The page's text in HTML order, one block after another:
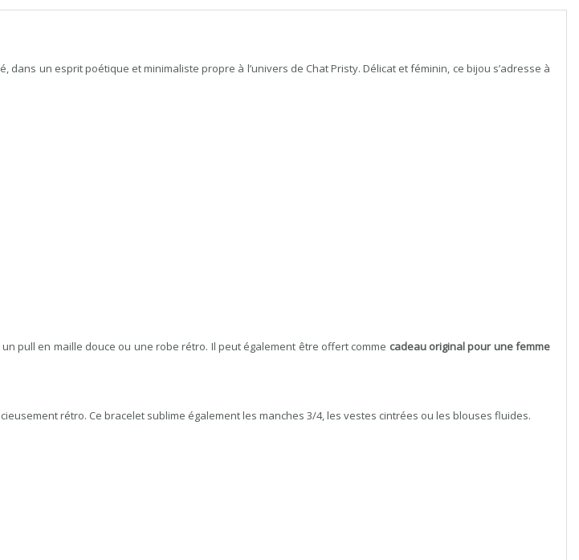
dans un esprit poétique et minimaliste propre à l’univers de Chat Pristy. Délicat et féminin, ce bijou s’adresse à
pull en maille douce ou une robe rétro. Il peut également être offert comme cadeau original pour une femme
rétro. Ce bracelet sublime également les manches 3/4, les vestes cintrées ou les blouses fluides.